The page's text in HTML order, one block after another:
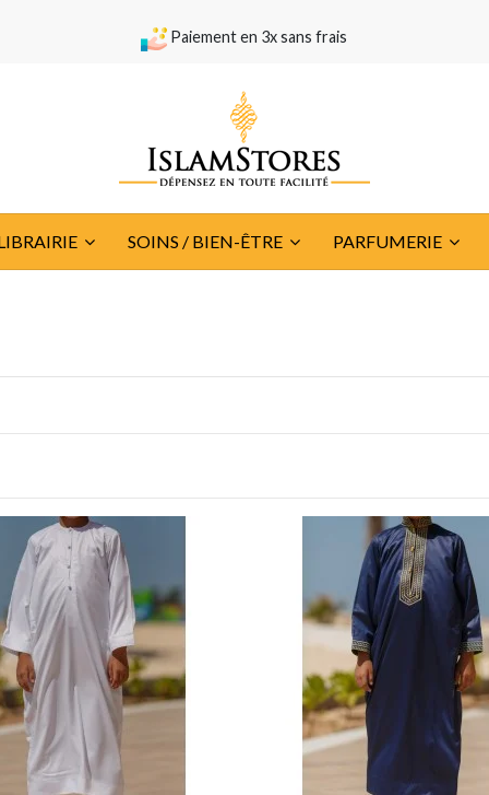
Paiement en 3x sans frais
SOINS / BIEN-ÊTRE PARFUMERIE